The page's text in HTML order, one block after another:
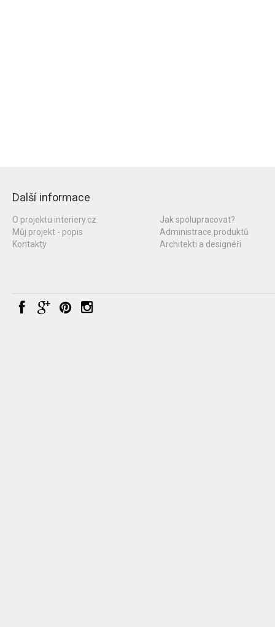
Další informace
O projektu interiery.cz
Můj projekt - popis
Kontakty
Jak spolupracovat?
Administrace produktů
Architekti a designéři